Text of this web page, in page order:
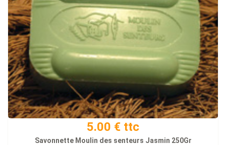
5.00 € ttc
Savonnette Moulin des senteurs Jasmin 250Gr